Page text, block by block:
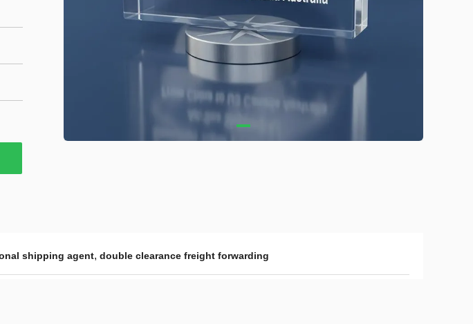
shipping agent, double clearance freight forwarding